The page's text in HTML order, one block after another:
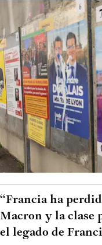
“Francia ha
Macron y la clase
el legado de